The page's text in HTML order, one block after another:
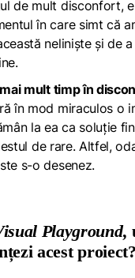
de mult disconfort,
în care simt că
neliniște și de
mult timp în
în mod miraculos o
la ea ca soluție
de rare. Altfel,
s-o desenez.
Playground,
acest proiect?